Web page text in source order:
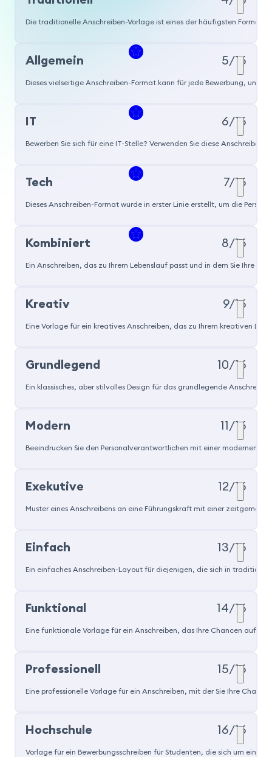
Die traditionelle Anschreiben-Vorlage ist eines der häufigsten
Allgemein 5/16
Dieses vielseitige Anschreiben-Format kann für jede Bewerbung,
IT 6/16
Bewerben Sie sich für eine IT-Stelle? Verwenden Sie diese
Tech 7/16
Dieses Anschreiben-Format wurde in erster Linie erstellt, um die
Kombiniert 8/16
Ein Anschreiben, das zu Ihrem Lebenslauf passt und in dem Sie Ihre
Kreativ 9/16
Eine Vorlage für ein kreatives Anschreiben, das zu Ihrem kreativen
Grundlegend 10/16
Ein klassisches, aber stilvolles Design für das grundlegende
Modern 11/16
Beeindrucken Sie den Personalverantwortlichen mit einer modernen
Exekutive 12/16
Muster eines Anschreibens an eine Führungskraft mit einer
Einfach 13/16
Ein einfaches Anschreiben-Layout für diejenigen, die sich in
Funktional 14/16
Eine funktionale Vorlage für ein Anschreiben, das Ihre Chancen auf ein
Professionell 15/16
Eine professionelle Vorlage für ein Anschreiben, mit der Sie Ihre
Hochschule 16/16
Vorlage für ein Bewerbungsschreiben für Studenten, die sich um ein